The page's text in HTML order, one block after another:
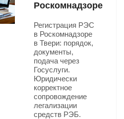
Роскомнадзоре
Регистрация РЭС
в Роскомнадзоре
в Твери: порядок,
документы,
подача через
Госуслуги.
Юридически
корректное
сопровождение
легализации
средств РЭБ.